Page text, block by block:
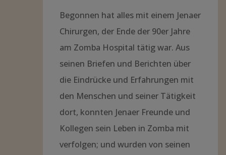
Begonnen hat alles mit einem Jenaer
Chirurgen, der Ende der 90er Jahre
am Zomba Hospital tätig war. Aus
seinen Briefen und Berichten über
die Eindrücke und Erfahrungen mit
den Menschen und seiner Tätigkeit
dort, konnten Jenaer Freunde und
Kollegen sein Leben in Zomba mit
verfolgen; und wurden von seinen